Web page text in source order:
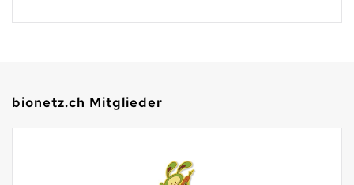
bionetz.ch Mitglieder